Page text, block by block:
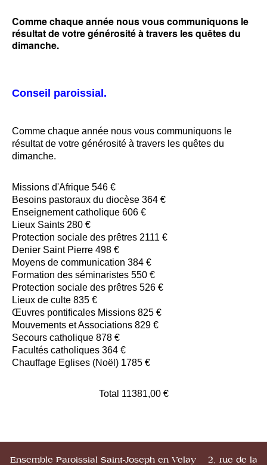
Comme chaque année nous vous communiquons le
résultat de votre générosité à travers les quêtes du
dimanche.
Conseil paroissial.
Comme chaque année nous vous communiquons le
résultat de votre générosité à travers les quêtes du
dimanche.
Missions d'Afrique 546 €
Besoins pastoraux du diocèse 364 €
Enseignement catholique 606 €
Lieux Saints 280 €
Protection sociale des prêtres 2111 €
Denier Saint Pierre 498 €
Moyens de communication 384 €
Formation des séminaristes 550 €
Protection sociale des prêtres 526 €
Lieux de culte 835 €
Œuvres pontificales Missions 825 €
Mouvements et Associations 829 €
Secours catholique 878 €
Facultés catholiques 364 €
Chauffage Eglises (Noël) 1785 €
Total 11381,00 €
Ensemble Paroissial Saint-Joseph en Velay 2, rue de la